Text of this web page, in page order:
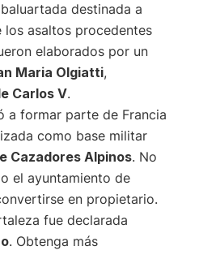
destinada a
asaltos procedentes
elaborados por un
Maria Olgiatti,
Carlos V.
a formar parte de Francia
como base militar
Cazadores Alpinos. No
el ayuntamiento de
en propietario.
fue declarada
. Obtenga más